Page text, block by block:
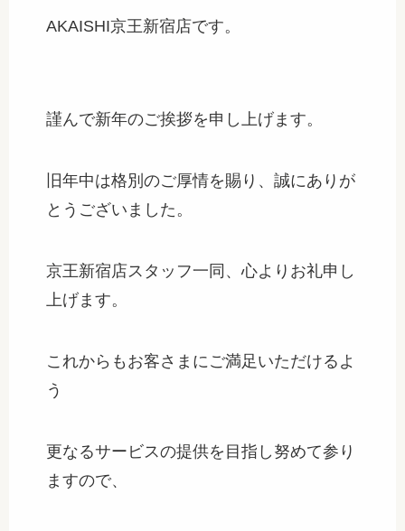
AKAISHI京王新宿店です。
謹んで新年のご挨拶を申し上げます。
旧年中は格別のご厚情を賜り、誠にありが
とうございました。
京王新宿店スタッフ一同、心よりお礼申し
上げます。
これからもお客さまにご満足いただけるよ
う
更なるサービスの提供を目指し努めて参り
ますので、